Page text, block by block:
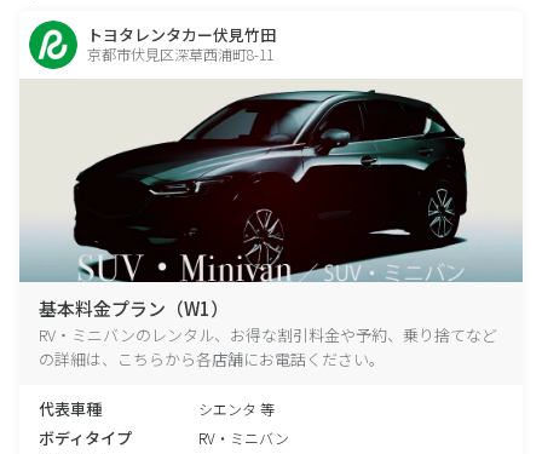
トヨタレンタカー伏見竹田
京都市伏見区深草西浦町8-11
基本料金プラン（W1）
RV・ミニバンのレンタル、お得な割引料金や予約、乗り捨てなど
の詳細は、こちらから各店舗にお電話ください。
代表車種 シエンタ 等
ボディタイプ RV・ミニバン